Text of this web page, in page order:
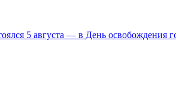
5 августа — в День освобождения